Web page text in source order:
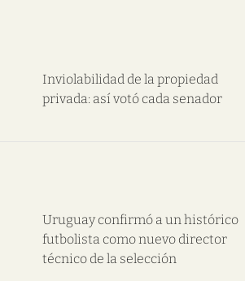
Inviolabilidad de la propiedad
privada: así votó cada senador
Uruguay confirmó a un histórico
futbolista como nuevo director
técnico de la selección